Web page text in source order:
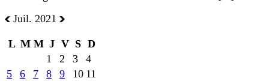
Juil. 2021
L M M J V S D
1
2 3
4
5
6 7 8 9 10 11